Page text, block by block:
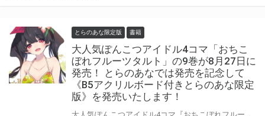
とらのあな限定版 書籍
大人気ぽんこつアイドル4コマ「おちこ
ぼれフルーツタルト」の9巻が8月27日に
発売！ とらのあなでは発売を記念して
《B5アクリルボード付きとらのあな限定
版》を発売いたします！